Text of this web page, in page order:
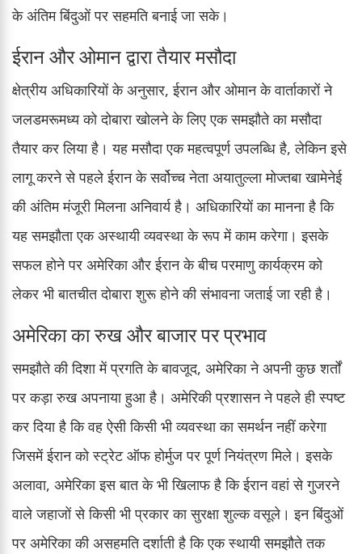
के अंतिम बिंदुओं पर सहमति बनाई जा सके।
ईरान और ओमान द्वारा तैयार मसौदा
क्षेत्रीय अधिकारियों के अनुसार, ईरान और ओमान के वार्ताकारों ने
जलडमरूमध्य को दोबारा खोलने के लिए एक समझौते का मसौदा
तैयार कर लिया है। यह मसौदा एक महत्वपूर्ण उपलब्धि है, लेकिन इसे
लागू करने से पहले ईरान के सर्वोच्च नेता अयातुल्ला मोज्तबा खामेनेई
की अंतिम मंजूरी मिलना अनिवार्य है। अधिकारियों का मानना है कि
यह समझौता एक अस्थायी व्यवस्था के रूप में काम करेगा। इसके
सफल होने पर अमेरिका और ईरान के बीच परमाणु कार्यक्रम को
लेकर भी बातचीत दोबारा शुरू होने की संभावना जताई जा रही है।
अमेरिका का रुख और बाजार पर प्रभाव
समझौते की दिशा में प्रगति के बावजूद, अमेरिका ने अपनी कुछ शर्तों
पर कड़ा रुख अपनाया हुआ है। अमेरिकी प्रशासन ने पहले ही स्पष्ट
कर दिया है कि वह ऐसी किसी भी व्यवस्था का समर्थन नहीं करेगा
जिसमें ईरान को स्ट्रेट ऑफ होर्मुज पर पूर्ण नियंत्रण मिले। इसके
अलावा, अमेरिका इस बात के भी खिलाफ है कि ईरान वहां से गुजरने
वाले जहाजों से किसी भी प्रकार का सुरक्षा शुल्क वसूले। इन बिंदुओं
पर अमेरिका की असहमति दर्शाती है कि एक स्थायी समझौते तक